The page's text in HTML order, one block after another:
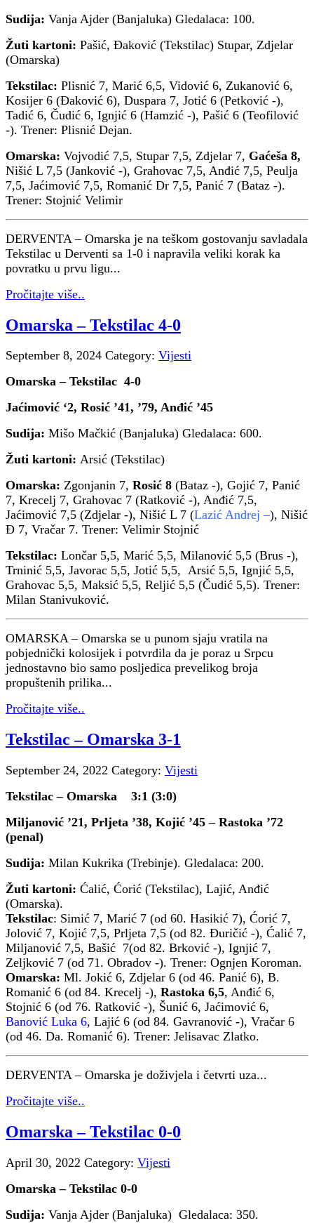
Sudija: Vanja Ajder (Banjaluka) Gledalaca: 100.
Žuti kartoni: Pašić, Đaković (Tekstilac) Stupar, Zdjelar
(Omarska)
Tekstilac: Plisnić 7, Marić 6,5, Vidović 6, Zukanović 6,
Kosijer 6 (Đaković 6), Duspara 7, Jotić 6 (Petković -),
Tadić 6, Čudić 6, Ignjić 6 (Hamzić -), Pašić 6 (Teofilović
-). Trener: Plisnić Dejan.
Omarska: Vojvodić 7,5, Stupar 7,5, Zdjelar 7, Gaćeša 8,
Nišić L 7,5 (Janković -), Grahovac 7,5, Anđić 7,5, Peulja
7,5, Jaćimović 7,5, Romanić Dr 7,5, Panić 7 (Bataz -).
Trener: Stojnić Velimir
DERVENTA – Omarska je na teškom gostovanju savladala
Tekstilac u Derventi sa 1-0 i napravila veliki korak ka
povratku u prvu ligu...
Pročitajte više..
Omarska – Tekstilac 4-0
September 8, 2024 Category: Vijesti
Omarska – Tekstilac 4-0
Jaćimović ‘2, Rosić ’41, ’79, Anđić ’45
Sudija: Mišo Mačkić (Banjaluka) Gledalaca: 600.
Žuti kartoni: Arsić (Tekstilac)
Omarska: Zgonjanin 7, Rosić 8 (Bataz -), Gojić 7, Panić
7, Krecelj 7, Grahovac 7 (Ratković -), Anđić 7,5,
Jaćimović 7,5 (Zdjelar -), Nišić L 7 (Lazić Andrej –), Nišić
Đ 7, Vračar 7. Trener: Velimir Stojnić
Tekstilac: Lončar 5,5, Marić 5,5, Milanović 5,5 (Brus -),
Trninić 5,5, Javorac 5,5, Jotić 5,5, Arsić 5,5, Ignjić 5,5,
Grahovac 5,5, Maksić 5,5, Reljić 5,5 (Čudić 5,5). Trener:
Milan Stanivuković.
OMARSKA – Omarska se u punom sjaju vratila na
pobjednički kolosijek i potvrdila da je poraz u Srpcu
jednostavno bio samo posljedica prevelikog broja
propuštenih prilika...
Pročitajte više..
Tekstilac – Omarska 3-1
September 24, 2022 Category: Vijesti
Tekstilac – Omarska 3:1 (3:0)
Miljanović ’21, Prljeta ’38, Kojić ’45 – Rastoka ’72
(penal)
Sudija: Milan Kukrika (Trebinje). Gledalaca: 200.
Žuti kartoni: Ćalić, Ćorić (Tekstilac), Lajić, Anđić
(Omarska).
Tekstilac: Simić 7, Marić 7 (od 60. Hasikić 7), Ćorić 7,
Jolović 7, Kojić 7,5, Prljeta 7,5 (od 82. Đuričić -), Ćalić 7,
Miljanović 7,5, Bašić 7(od 82. Brković -), Ignjić 7,
Zeljković 7 (od 71. Obradov -). Trener: Ognjen Koroman.
Omarska: Ml. Jokić 6, Zdjelar 6 (od 46. Panić 6), B.
Romanić 6 (od 84. Krecelj -), Rastoka 6,5, Anđić 6,
Stojnić 6 (od 76. Ratković -), Šunić 6, Jaćimović 6,
Banović Luka 6, Lajić 6 (od 84. Gavranović -), Vračar 6
(od 46. Da. Romanić 6). Trener: Jelisavac Zlatko.
DERVENTA – Omarska je doživjela i četvrti uza...
Pročitajte više..
Omarska – Tekstilac 0-0
April 30, 2022 Category: Vijesti
Omarska – Tekstilac 0-0
Sudija: Vanja Ajder (Banjaluka) Gledalaca: 350.